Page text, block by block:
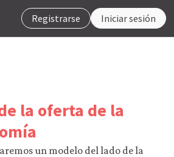
Registrarse Iniciar sesión
la oferta de la
un modelo del lado de la